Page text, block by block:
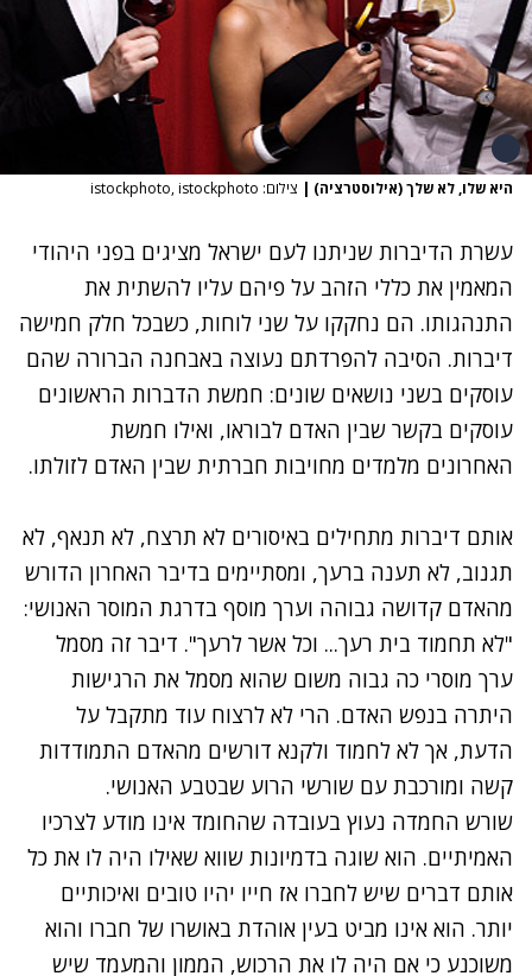
היא שלו, לא שלך (אילוסטרציה) | צילום: istockphoto, istockphoto
עשרת הדיברות שניתנו לעם ישראל מציגים בפני היהודי
המאמין את כללי הזהב על פיהם עליו להשתית את
התנהגותו. הם נחקקו על שני לוחות, כשבכל חלק חמישה
דיברות. הסיבה להפרדתם נעוצה באבחנה הברורה שהם
עוסקים בשני נושאים שונים: חמשת הדברות הראשונים
עוסקים בקשר שבין האדם לבוראו, ואילו חמשת
האחרונים מלמדים מחויבות חברתית שבין האדם לזולתו.
אותם דיברות מתחילים באיסורים לא תרצח, לא תנאף, לא
תגנוב, לא תענה ברעך, ומסתיימים בדיבר האחרון הדורש
מהאדם קדושה גבוהה וערך מוסף בדרגת המוסר האנושי:
"לא תחמוד בית רעך... וכל אשר לרעך". דיבר זה מסמל
ערך מוסרי כה גבוה משום שהוא מסמל את הרגישות
היתרה בנפש האדם. הרי לא לרצוח עוד מתקבל על
הדעת, אך לא לחמוד ולקנא דורשים מהאדם התמודדות
קשה ומורכבת עם שורשי הרוע שבטבע האנושי.
שורש החמדה נעוץ בעובדה שהחומד אינו מודע לצרכיו
האמיתיים. הוא שוגה בדמיונות שווא שאילו היה לו את כל
אותם דברים שיש לחברו אז חייו יהיו טובים ואיכותיים
יותר. הוא אינו מביט בעין אוהדת באושרו של חברו והוא
משוכנע כי אם היה לו את הרכוש, הממון והמעמד שיש